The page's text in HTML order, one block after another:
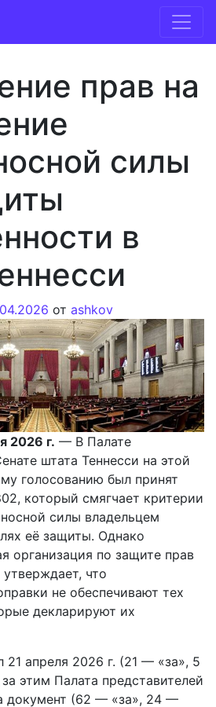
прав на
силы
в
от ashkov
2026 г. — В Палате
штата Теннесси на этой
голосованию был принят
который смягчает критерии
силы владельцем
её защиты. Однако
организация по защите прав
что
не обеспечивают тех
декларируют их
21 апреля 2026 г. (21 — «за», 5
этим Палата представителей
документ (62 — «за», 24 —